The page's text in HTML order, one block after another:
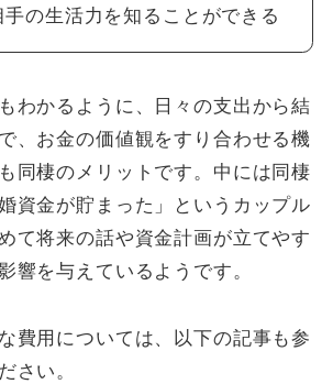
手の生活力を知ることができる
わかるように、日々の支出から結
、お金の価値観をすり合わせる機
同棲のメリットです。中には同棲
資金が貯まった」というカップル
て将来の話や資金計画が立てやす
響を与えているようです。
費用については、以下の記事も参
さい。